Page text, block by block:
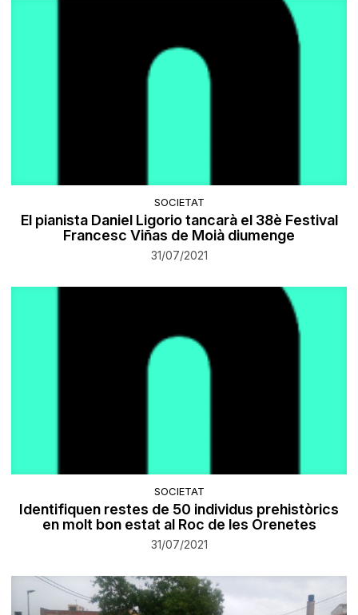
SOCIETAT
El pianista Daniel Ligorio tancarà el 38è Festival
Francesc Viñas de Moià diumenge
31/07/2021
SOCIETAT
​Identifiquen restes de 50 individus prehistòrics
en molt bon estat al Roc de les Orenetes
31/07/2021